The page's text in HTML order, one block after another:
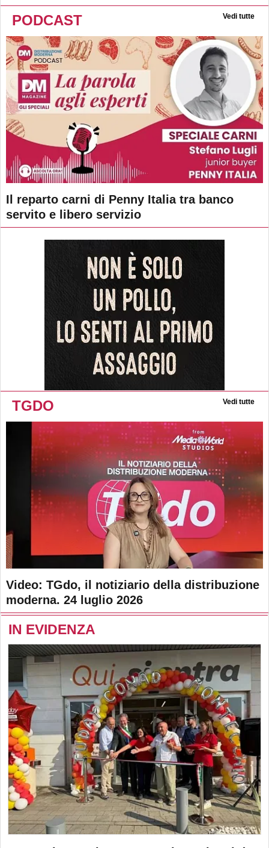
PODCAST Vedi tutte
Il reparto carni di Penny Italia tra banco
servito e libero servizio
TGDO Vedi tutte
Video: TGdo, il notiziario della distribuzione
moderna. 24 luglio 2026
IN EVIDENZA